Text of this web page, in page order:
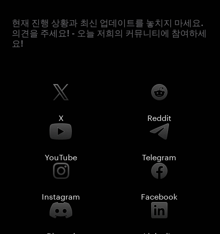
현재 진행 상황과 최신 업데이트를 놓치지 마세요.
의견을 주세요! - 오늘 저희의 커뮤니티에 참여하세
요!
X Reddit
YouTube Telegram
Instagram Facebook